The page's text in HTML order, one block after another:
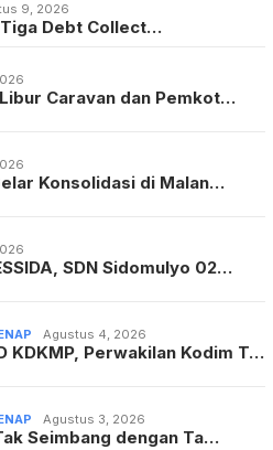
9, 2026
Debt Collect…
Caravan dan Pemkot…
Konsolidasi di Malan…
SDN Sidomulyo 02…
Agustus 4, 2026
KDKMP, Perwakilan Kodim T…
Agustus 3, 2026
Seimbang dengan Ta…